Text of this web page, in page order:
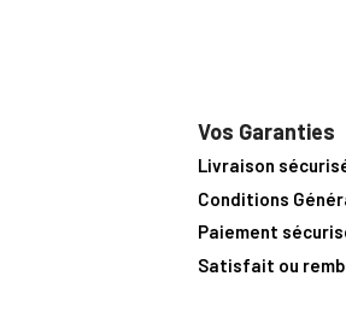
Vos Garanties
Livraison
Conditions
Paiement
Satisfait ou